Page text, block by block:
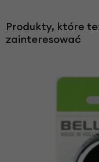
Produkty, które
zainteresować